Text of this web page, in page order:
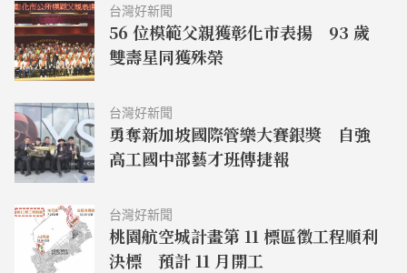
台灣好新聞
56 位模範父親獲彰化市表揚 93 歲
雙壽星同獲殊榮
台灣好新聞
勇奪新加坡國際管樂大賽銀獎 自強
高工國中部藝才班傳捷報
台灣好新聞
桃園航空城計畫第 11 標區徵工程順利
決標 預計 11 月開工